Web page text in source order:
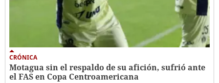
CRÓNICA
Motagua sin el respaldo de su afición, sufrió ante
el FAS en Copa Centroamericana